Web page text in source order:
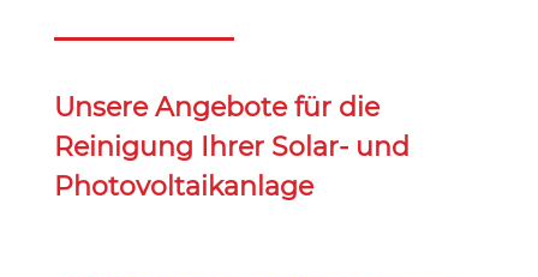
Unsere Angebote für die
Reinigung Ihrer Solar- und
Photovoltaikanlage